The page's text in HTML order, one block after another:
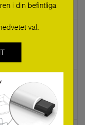
ADV5 EM SO
ADV5 EM
i din befintliga
val.